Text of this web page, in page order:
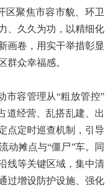
聚焦市容市貌、环卫
、久久为功，以精细化
画卷，用实干举措彰显
群众幸福感。
容管理从“粗放管控”
道经营、乱搭乱建、出
点定时巡查机制，引导
动摊点与“僵尸”车。同
线等关键区域，集中清
过增设防护设施、强化